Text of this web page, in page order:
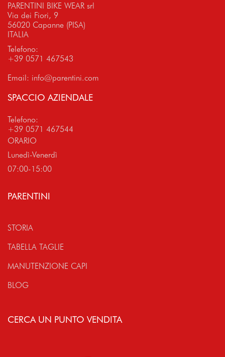
PARENTINI BIKE WEAR srl
Via dei Fiori, 9
56020 Capanne (PISA)
ITALIA
Telefono:
+39 0571 467543
Email: info@parentini.com
SPACCIO AZIENDALE
Telefono:
+39 0571 467544
ORARIO
Lunedì-Venerdì
07:00-15:00
PARENTINI
STORIA
TABELLA TAGLIE
MANUTENZIONE CAPI
BLOG
CERCA UN PUNTO VENDITA